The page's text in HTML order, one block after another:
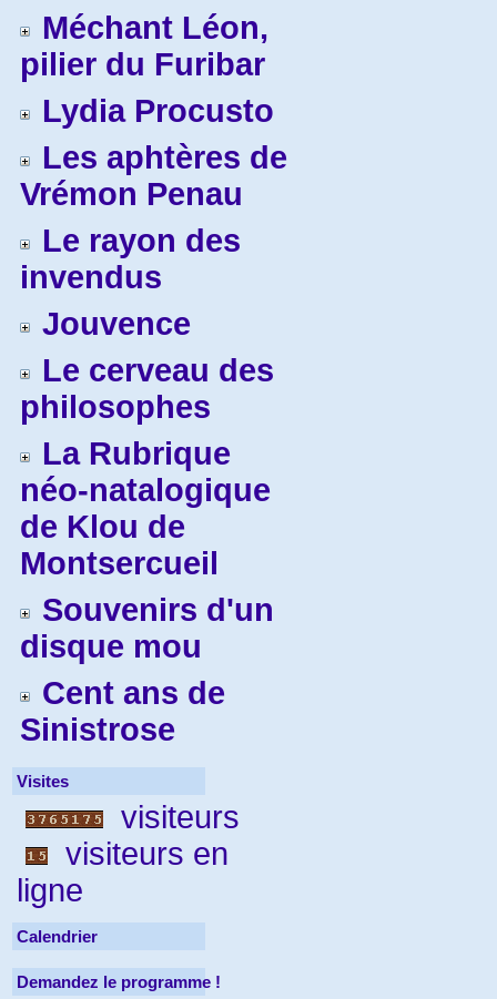
Méchant Léon,
pilier du Furibar
Lydia Procusto
Les aphtères de
Vrémon Penau
Le rayon des
invendus
Jouvence
Le cerveau des
philosophes
La Rubrique
néo-natalogique
de Klou de
Montsercueil
Souvenirs d'un
disque mou
Cent ans de
Sinistrose
Visites
visiteurs
visiteurs en
ligne
Calendrier
Demandez le programme !